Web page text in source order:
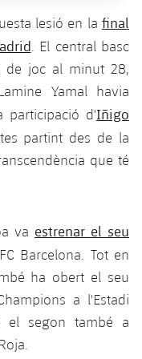
lesió en lafinal
. El central basc
de joc al minut 28,
Yamal havia
participació d'Iñigo
partint des de la
que té
va estrenar el seu
Barcelona. Tot en
ha obert el seu
a l'Estadi
el segon també a